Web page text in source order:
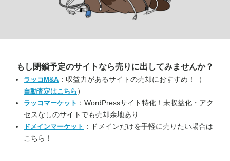
もし閉鎖予定のサイトなら売りに出してみませんか？
ラッコM&A ：収益力があるサイトの売却におすすめ！（
自動査定はこちら ）
ラッコマーケット ：WordPressサイト特化！未収益化・アク
セスなしのサイトでも売却余地あり
ドメインマーケット ：ドメインだけを手軽に売りたい場合は
こちら！